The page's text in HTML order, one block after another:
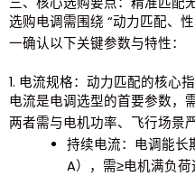
选购电调需围绕 “动力匹配、
一确认以下关键参数与特性：
1. 电流规格：动力匹配的核心
电流是电调选型的首要参数，
两者需与电机功率、飞行场景
持续电流：电调能长
A），需≥电机满负